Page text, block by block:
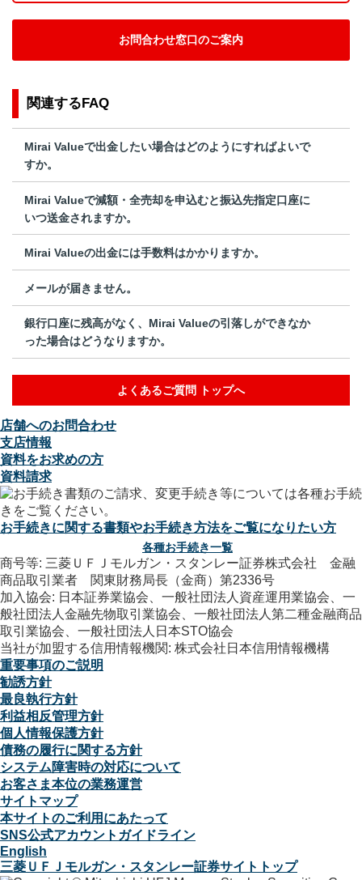
お問合わせ窓口のご案内
関連するFAQ
Mirai Valueで出金したい場合はどのようにすればよいで
すか。
Mirai Valueで減額・全売却を申込むと振込先指定口座に
いつ送金されますか。
Mirai Valueの出金には手数料はかかりますか。
メールが届きません。
銀行口座に残高がなく、Mirai Valueの引落しができなか
った場合はどうなりますか。
よくあるご質問 トップへ
店舗へのお問合わせ
支店情報
資料をお求めの方
資料請求
お手続きに関する書類やお手続き方法をご覧になりたい方
各種お手続き一覧
商号等: 三菱ＵＦＪモルガン・スタンレー証券株式会社 金融
商品取引業者 関東財務局長（金商）第2336号
加入協会: 日本証券業協会、一般社団法人資産運用業協会、一
般社団法人金融先物取引業協会、一般社団法人第二種金融商品
取引業協会、一般社団法人日本STO協会
当社が加盟する信用情報機関: 株式会社日本信用情報機構
重要事項のご説明
勧誘方針
最良執行方針
利益相反管理方針
個人情報保護方針
債務の履行に関する方針
システム障害時の対応について
お客さま本位の業務運営
サイトマップ
本サイトのご利用にあたって
SNS公式アカウントガイドライン
English
三菱ＵＦＪモルガン・スタンレー証券サイトトップ